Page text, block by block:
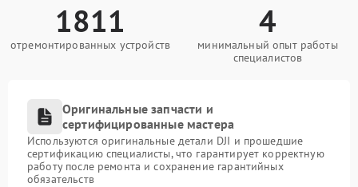
1811
отремонтированных устройств
4
минимальный опыт работы
специалистов
Оригинальные запчасти и
сертифицированные мастера
Используются оригинальные детали DJI и прошедшие
сертификацию специалисты, что гарантирует корректную
работу после ремонта и сохранение гарантийных
обязательств